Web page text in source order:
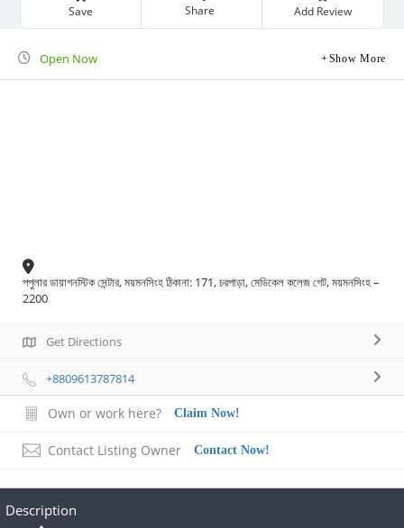
Save Share Add Review
Open Now Show More
পপুলার ডায়াগনস্টিক সেন্টার, ময়মনসিংহ ঠিকানা: 171, চরপাড়া, মেডিকেল কলেজ গেট, ময়মনসিংহ –
2200
Get Directions
+8809613787814
Own or work here? Claim Now!
Contact Listing Owner Contact Now!
Description